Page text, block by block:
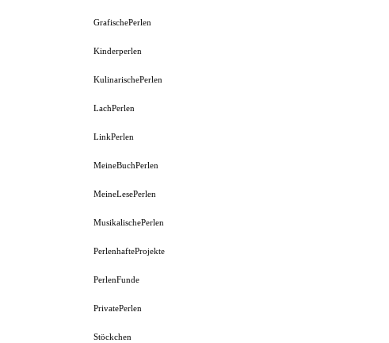
GrafischePerlen
Kinderperlen
KulinarischePerlen
LachPerlen
LinkPerlen
MeineBuchPerlen
MeineLesePerlen
MusikalischePerlen
PerlenhafteProjekte
PerlenFunde
PrivatePerlen
Stöckchen